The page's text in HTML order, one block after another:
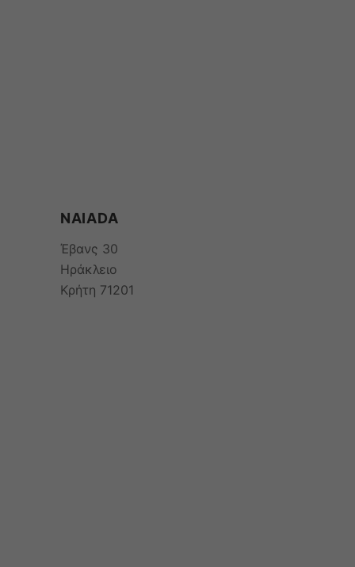
NAIADA
Έβανς 30
Ηράκλειο
Κρήτη 71201